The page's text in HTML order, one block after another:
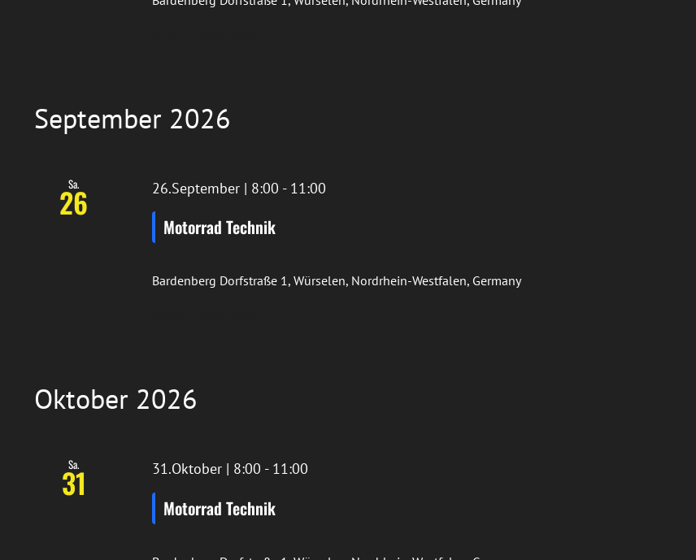
September 2026
Sa.
26
Motorrad Technik
26.September | 8:00 - 11:00
Bardenberg Dorfstraße 1, Würselen, Nordrhein-Westfalen, Germany
Oktober 2026
Sa.
31
Motorrad Technik
31.Oktober | 8:00 - 11:00